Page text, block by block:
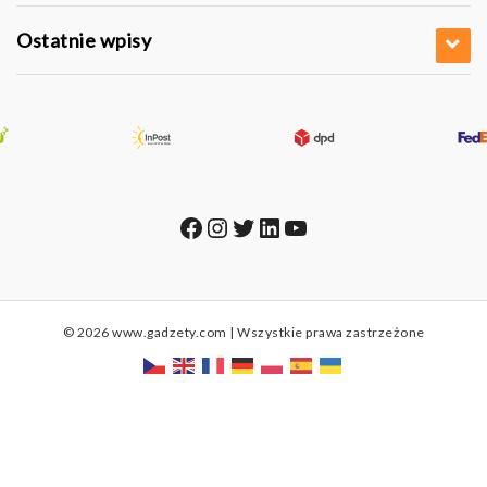
Ostatnie wpisy
Facebook
Instagram
Twitter
LinkedIn
YouTube
© 2026 www.gadzety.com | Wszystkie prawa zastrzeżone